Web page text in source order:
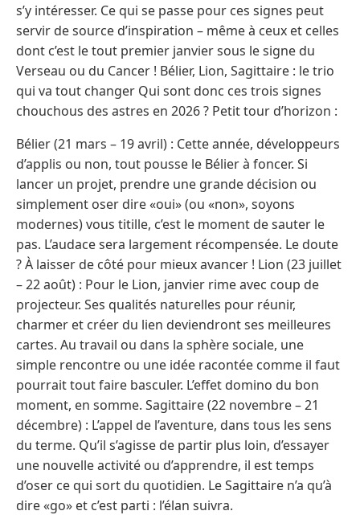
s’y intéresser. Ce qui se passe pour ces signes peut
servir de source d’inspiration – même à ceux et celles
dont c’est le tout premier janvier sous le signe du
Verseau ou du Cancer ! Bélier, Lion, Sagittaire : le trio
qui va tout changer Qui sont donc ces trois signes
chouchous des astres en 2026 ? Petit tour d’horizon :
Bélier (21 mars – 19 avril) : Cette année, développeurs
d’applis ou non, tout pousse le Bélier à foncer. Si
lancer un projet, prendre une grande décision ou
simplement oser dire «oui» (ou «non», soyons
modernes) vous titille, c’est le moment de sauter le
pas. L’audace sera largement récompensée. Le doute
? À laisser de côté pour mieux avancer ! Lion (23 juillet
– 22 août) : Pour le Lion, janvier rime avec coup de
projecteur. Ses qualités naturelles pour réunir,
charmer et créer du lien deviendront ses meilleures
cartes. Au travail ou dans la sphère sociale, une
simple rencontre ou une idée racontée comme il faut
pourrait tout faire basculer. L’effet domino du bon
moment, en somme. Sagittaire (22 novembre – 21
décembre) : L’appel de l’aventure, dans tous les sens
du terme. Qu’il s’agisse de partir plus loin, d’essayer
une nouvelle activité ou d’apprendre, il est temps
d’oser ce qui sort du quotidien. Le Sagittaire n’a qu’à
dire «go» et c’est parti : l’élan suivra.